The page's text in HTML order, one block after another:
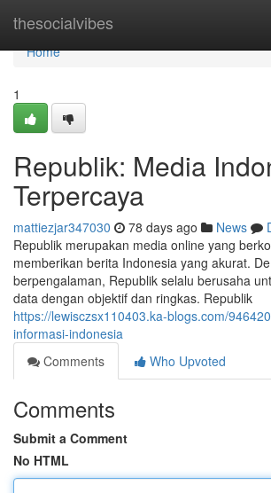
thesocialvibes
Home
Home
1
Republik: Media
Terpercaya
mattiezjar347030 78 days ago News
Republik merupakan media online yang
memberikan berita Indonesia yang akurat.
berpengalaman, Republik selalu berusaha
data dengan objektif dan ringkas. Republik
https://lewisczsx110403.ka-blogs.com/
informasi-indonesia
Comments
Who Upvoted
Comments
Submit a Comment
No HTML